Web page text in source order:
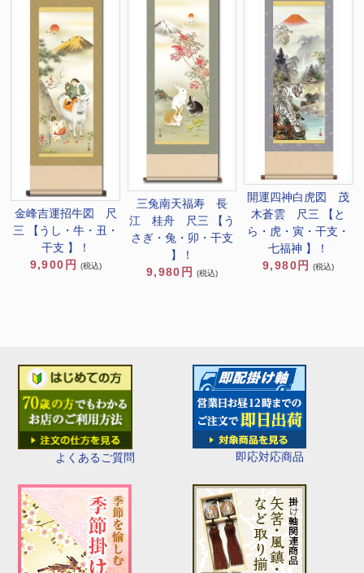
よくあるご質問 即応対応商品
金峰吉運招牛図 尺
三 【うし・牛・丑・
干支 】！
9,900円
(税込)
三兔南天福寿 長
江 桂舟 尺三 【う
さぎ・兔・卯・干支
】！
9,980円
(税込)
開運四神白虎図 茂
木蒼雲 尺三 【と
ら・虎・寅・干支・
七福神 】！
9,980円
(税込)